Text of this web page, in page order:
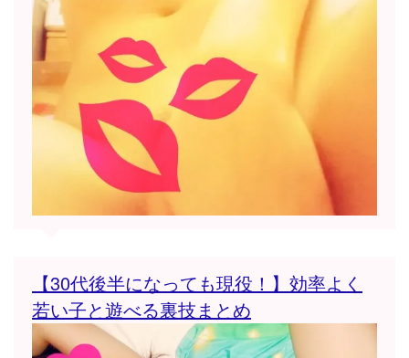
【30代後半になっても現役！】効率よく
若い子と遊べる裏技まとめ